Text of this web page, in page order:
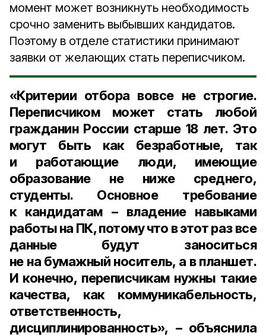
момент может возникнуть необходимость
срочно заменить выбывших кандидатов.
Поэтому в отделе статистики принимают
заявки от желающих стать переписчиком.
«Критерии отбора вовсе не строгие.
Переписчиком может стать любой
гражданин России старше 18 лет. Это
могут быть как безработные, так
и работающие люди, имеющие
образование не ниже среднего,
студенты. Основное требование
к кандидатам – владение навыками
работы на ПК, потому что в этот раз все
данные будут заноситься
не на бумажный носитель, а в планшет.
И конечно, переписчикам нужны такие
качества, как коммуникабельность,
ответственность,
дисциплинированность», – объяснила